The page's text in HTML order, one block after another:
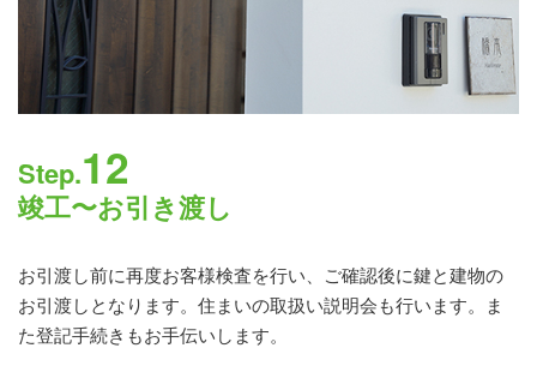
Step.12
竣工〜お引き渡し
お引渡し前に再度お客様検査を行い、ご確認後に鍵と建物の
お引渡しとなります。住まいの取扱い説明会も行います。ま
た登記手続きもお手伝いします。